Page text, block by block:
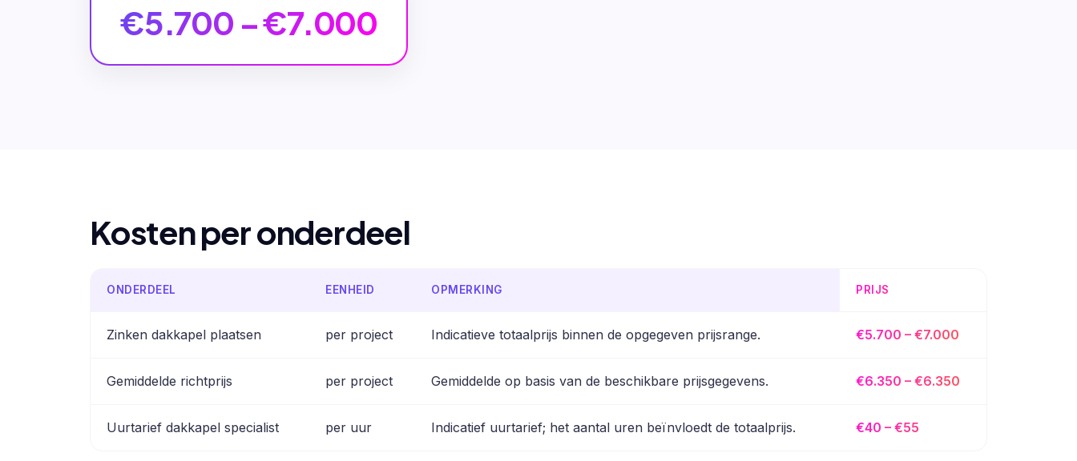
€5.700 – €7.000
Kosten per onderdeel
ONDERDEEL EENHEID OPMERKING PRIJS
Zinken dakkapel plaatsen per project Indicatieve totaalprijs binnen de opgegeven prijsrange. €5.700 – €7.000
Gemiddelde richtprijs per project Gemiddelde op basis van de beschikbare prijsgegevens. €6.350 – €6.350
Uurtarief dakkapel specialist per uur Indicatief uurtarief; het aantal uren beïnvloedt de totaalprijs. €40 – €55